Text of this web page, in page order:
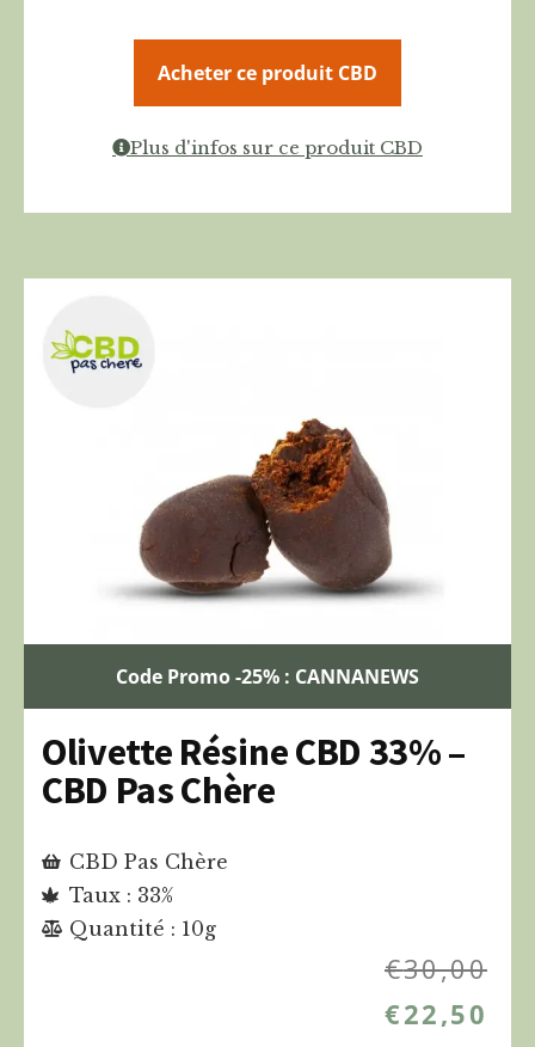
Acheter ce produit CBD
Plus d'infos sur ce produit CBD
Code Promo -25% : CANNANEWS
Olivette Résine CBD 33% –
CBD Pas Chère
CBD Pas Chère
Taux : 33%
Quantité : 10g
€30,00
€22,50